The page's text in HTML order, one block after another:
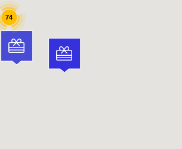


74